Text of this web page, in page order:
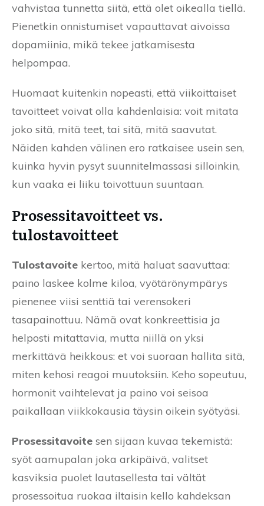
vahvistaa tunnetta siitä, että olet oikealla tiellä.
Pienetkin onnistumiset vapauttavat aivoissa
dopamiinia, mikä tekee jatkamisesta
helpompaa.
Huomaat kuitenkin nopeasti, että viikoittaiset
tavoitteet voivat olla kahdenlaisia: voit mitata
joko sitä, mitä teet, tai sitä, mitä saavutat.
Näiden kahden välinen ero ratkaisee usein sen,
kuinka hyvin pysyt suunnitelmassasi silloinkin,
kun vaaka ei liiku toivottuun suuntaan.
Prosessitavoitteet vs.
tulostavoitteet
Tulostavoite kertoo, mitä haluat saavuttaa:
paino laskee kolme kiloa, vyötärönympärys
pienenee viisi senttiä tai verensokeri
tasapainottuu. Nämä ovat konkreettisia ja
helposti mitattavia, mutta niillä on yksi
merkittävä heikkous: et voi suoraan hallita sitä,
miten kehosi reagoi muutoksiin. Keho sopeutuu,
hormonit vaihtelevat ja paino voi seisoa
paikallaan viikkokausia täysin oikein syötyäsi.
Prosessitavoite sen sijaan kuvaa tekemistä:
syöt aamupalan joka arkipäivä, valitset
kasviksia puolet lautasellesta tai vältät
prosessoitua ruokaa iltaisin kello kahdeksan